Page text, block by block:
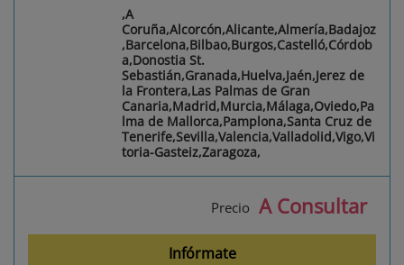
,A
Coruña,Alcorcón,Alicante,Almería,Badajoz
,Barcelona,Bilbao,Burgos,Castelló,Córdob
a,Donostia St.
Sebastián,Granada,Huelva,Jaén,Jerez de
la Frontera,Las Palmas de Gran
Canaria,Madrid,Murcia,Málaga,Oviedo,Pa
lma de Mallorca,Pamplona,Santa Cruz de
Tenerife,Sevilla,Valencia,Valladolid,Vigo,Vi
toria-Gasteiz,Zaragoza,
Precio A Consultar
Infórmate